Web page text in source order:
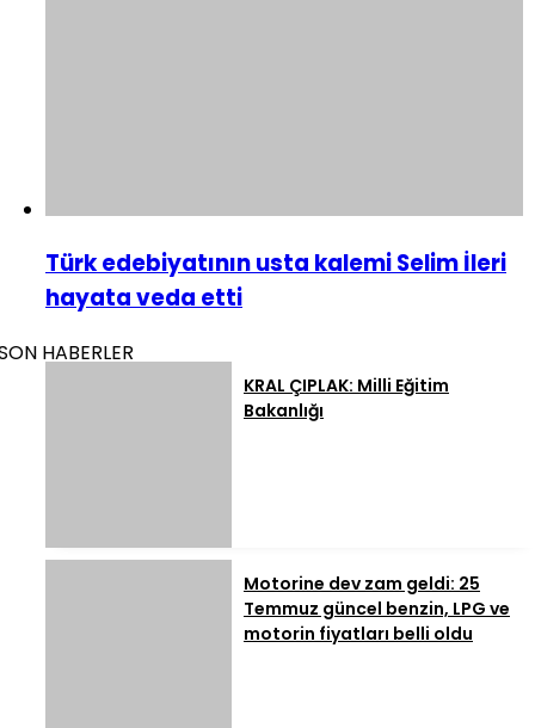
Türk edebiyatının usta kalemi Selim İleri
hayata veda etti
HABERLER
KRAL ÇIPLAK: Milli Eğitim
Bakanlığı
Motorine dev zam geldi: 25
Temmuz güncel benzin, LPG ve
motorin fiyatları belli oldu